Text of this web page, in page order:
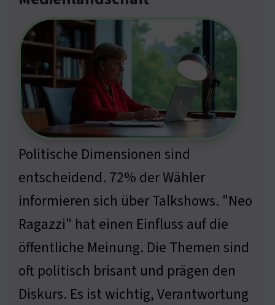
Politische Dimensionen sind
entscheidend. 72% der Wähler
informieren sich über Talkshows. "Neo
Ragazzi" hat einen Einfluss auf die
öffentliche Meinung. Die Themen sind
oft politisch brisant und prägen den
Diskurs. Es ist wichtig, Verantwortung